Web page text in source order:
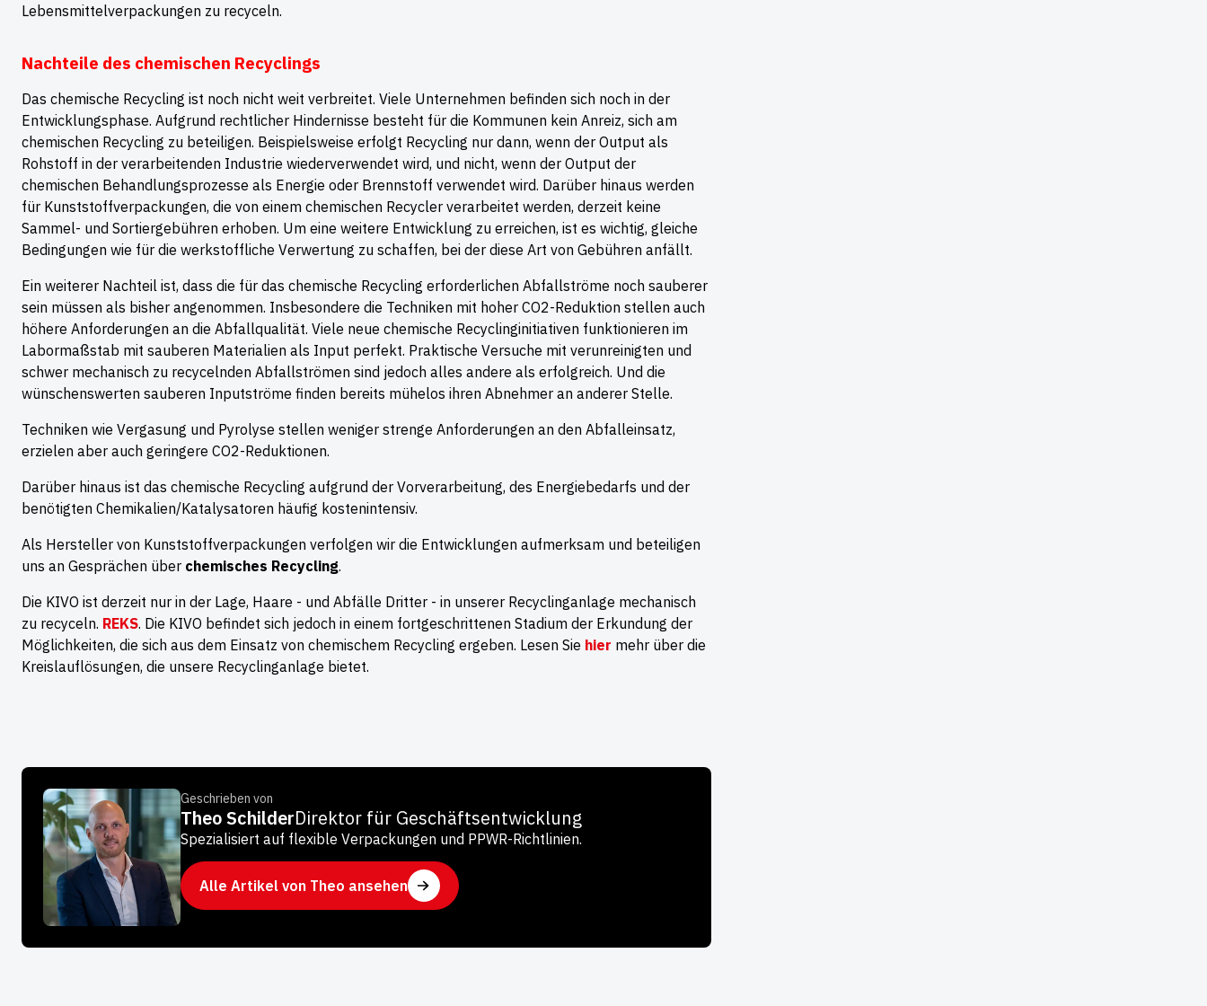
Lebensmittelverpackungen zu recyceln.
Nachteile des chemischen Recyclings
Das chemische Recycling ist noch nicht weit verbreitet. Viele Unternehmen befinden sich noch in der
Entwicklungsphase. Aufgrund rechtlicher Hindernisse besteht für die Kommunen kein Anreiz, sich am
chemischen Recycling zu beteiligen. Beispielsweise erfolgt Recycling nur dann, wenn der Output als
Rohstoff in der verarbeitenden Industrie wiederverwendet wird, und nicht, wenn der Output der
chemischen Behandlungsprozesse als Energie oder Brennstoff verwendet wird. Darüber hinaus werden
für Kunststoffverpackungen, die von einem chemischen Recycler verarbeitet werden, derzeit keine
Sammel- und Sortiergebühren erhoben. Um eine weitere Entwicklung zu erreichen, ist es wichtig, gleiche
Bedingungen wie für die werkstoffliche Verwertung zu schaffen, bei der diese Art von Gebühren anfällt.
Ein weiterer Nachteil ist, dass die für das chemische Recycling erforderlichen Abfallströme noch sauberer
sein müssen als bisher angenommen. Insbesondere die Techniken mit hoher CO2-Reduktion stellen auch
höhere Anforderungen an die Abfallqualität. Viele neue chemische Recyclinginitiativen funktionieren im
Labormaßstab mit sauberen Materialien als Input perfekt. Praktische Versuche mit verunreinigten und
schwer mechanisch zu recycelnden Abfallströmen sind jedoch alles andere als erfolgreich. Und die
wünschenswerten sauberen Inputströme finden bereits mühelos ihren Abnehmer an anderer Stelle.
Techniken wie Vergasung und Pyrolyse stellen weniger strenge Anforderungen an den Abfalleinsatz,
erzielen aber auch geringere CO2-Reduktionen.
Darüber hinaus ist das chemische Recycling aufgrund der Vorverarbeitung, des Energiebedarfs und der
benötigten Chemikalien/Katalysatoren häufig kostenintensiv.
Als Hersteller von Kunststoffverpackungen verfolgen wir die Entwicklungen aufmerksam und beteiligen
uns an Gesprächen über chemisches Recycling.
Die KIVO ist derzeit nur in der Lage, Haare - und Abfälle Dritter - in unserer Recyclinganlage mechanisch
zu recyceln. REKS. Die KIVO befindet sich jedoch in einem fortgeschrittenen Stadium der Erkundung der
Möglichkeiten, die sich aus dem Einsatz von chemischem Recycling ergeben. Lesen Sie hier mehr über die
Kreislauflösungen, die unsere Recyclinganlage bietet.
Geschrieben von
Theo SchilderDirektor für Geschäftsentwicklung
Spezialisiert auf flexible Verpackungen und PPWR-Richtlinien.
Alle Artikel von Theo ansehen